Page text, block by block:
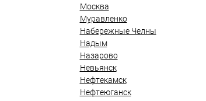
Москва
Муравленко
Набережные Челны
Надым
Назарово
Невьянск
Нефтекамск
Нефтеюганск